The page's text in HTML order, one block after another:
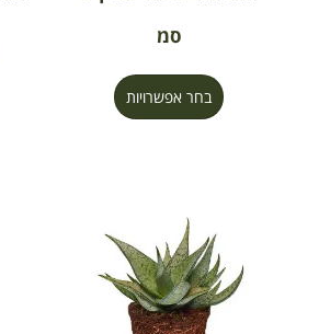
סמ
בחר אפשרויות